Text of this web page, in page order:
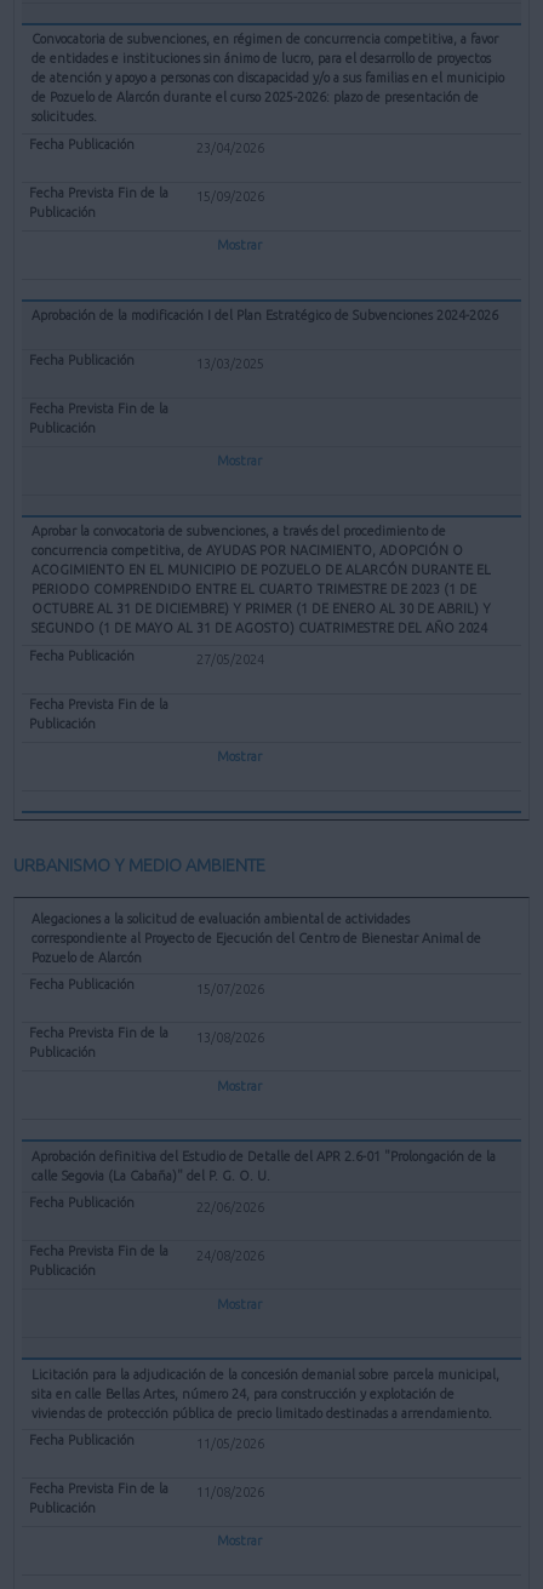
Convocatoria de subvenciones, en régimen de concurrencia competitiva, a favor
de entidades e instituciones sin ánimo de lucro, para el desarrollo de proyectos
de atención y apoyo a personas con discapacidad y/o a sus familias en el municipio
de Pozuelo de Alarcón durante el curso 2025-2026: plazo de presentación de
solicitudes.
23/04/2026
15/09/2026
Mostrar
Aprobación de la modificación I del Plan Estratégico de Subvenciones 2024-2026
13/03/2025
Mostrar
Aprobar la convocatoria de subvenciones, a través del procedimiento de
concurrencia competitiva, de AYUDAS POR NACIMIENTO, ADOPCIÓN O
ACOGIMIENTO EN EL MUNICIPIO DE POZUELO DE ALARCÓN DURANTE EL
PERIODO COMPRENDIDO ENTRE EL CUARTO TRIMESTRE DE 2023 (1 DE
OCTUBRE AL 31 DE DICIEMBRE) Y PRIMER (1 DE ENERO AL 30 DE ABRIL) Y
SEGUNDO (1 DE MAYO AL 31 DE AGOSTO) CUATRIMESTRE DEL AÑO 2024
27/05/2024
Mostrar
URBANISMO Y MEDIO AMBIENTE
Alegaciones a la solicitud de evaluación ambiental de actividades
correspondiente al Proyecto de Ejecución del Centro de Bienestar Animal de
Pozuelo de Alarcón
15/07/2026
13/08/2026
Mostrar
Aprobación definitiva del Estudio de Detalle del APR 2.6-01 "Prolongación de la
calle Segovia (La Cabaña)" del P. G. O. U.
22/06/2026
24/08/2026
Mostrar
Licitación para la adjudicación de la concesión demanial sobre parcela municipal,
sita en calle Bellas Artes, número 24, para construcción y explotación de
viviendas de protección pública de precio limitado destinadas a arrendamiento.
11/05/2026
11/08/2026
Mostrar